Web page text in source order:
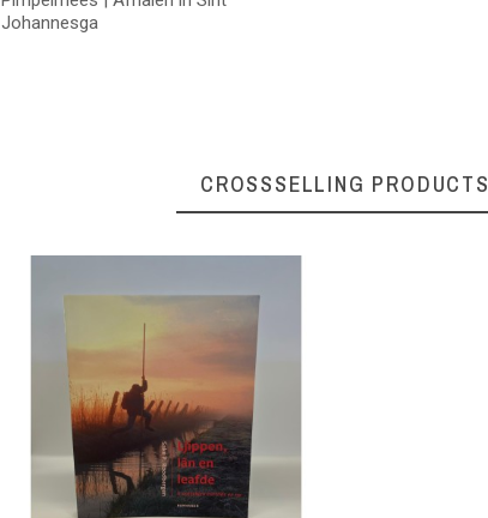
Johannesga
CROSSSELLING PRODUCTS